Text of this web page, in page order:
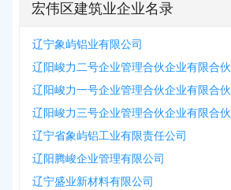
宏伟区建筑业企业名录
辽宁象屿铝业有限公司
辽阳峻力二号企业管理合伙企业有限合伙
辽阳峻力一号企业管理合伙企业有限合伙
辽阳峻力三号企业管理合伙企业有限合伙
辽宁省象屿铝工业有限责任公司
辽阳腾峻企业管理有限公司
辽宁盛业新材料有限公司